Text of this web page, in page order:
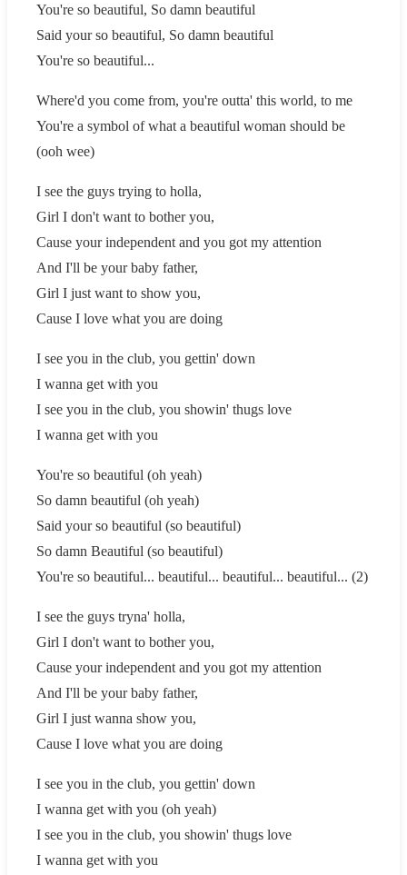
You're so beautiful, So damn beautiful
Said your so beautiful, So damn beautiful
You're so beautiful...
Where'd you come from, you're outta' this world, to me
You're a symbol of what a beautiful woman should be
(ooh wee)
I see the guys trying to holla,
Girl I don't want to bother you,
Cause your independent and you got my attention
And I'll be your baby father,
Girl I just want to show you,
Cause I love what you are doing
I see you in the club, you gettin' down
I wanna get with you
I see you in the club, you showin' thugs love
I wanna get with you
You're so beautiful (oh yeah)
So damn beautiful (oh yeah)
Said your so beautiful (so beautiful)
So damn Beautiful (so beautiful)
You're so beautiful... beautiful... beautiful... beautiful... (2)
I see the guys tryna' holla,
Girl I don't want to bother you,
Cause your independent and you got my attention
And I'll be your baby father,
Girl I just wanna show you,
Сause I love what you are doing
I see you in the club, you gettin' down
I wanna get with you (oh yeah)
I see you in the club, you showin' thugs love
I wanna get with you